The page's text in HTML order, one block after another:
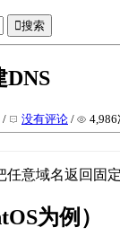
搜索
DNS
/ 没有评论 / 4,986
意域名返回固
为例）